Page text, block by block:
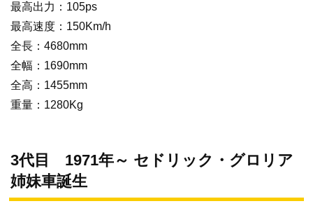
最高出力：105ps
最高速度：150Km/h
全長：4680mm
全幅：1690mm
全高：1455mm
重量：1280Kg
3代目 1971年～ セドリック・グロリア
姉妹車誕生